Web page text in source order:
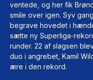
ventede, og her fik
smile over igen. Syv
begrave hovedet i
sætte ny Superliga-
runder. 22 af slagsen
duo i angrebet, Kamil
ære i den rekord.